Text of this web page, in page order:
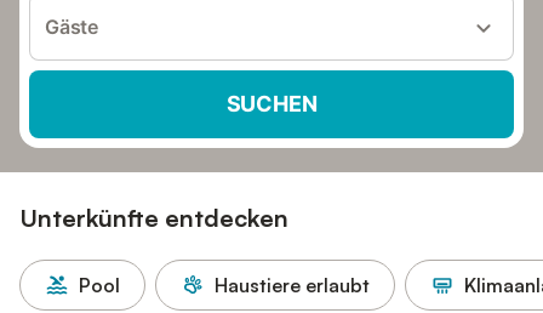
Gäste
SUCHEN
Unterkünfte entdecken
Pool Haustiere erlaubt